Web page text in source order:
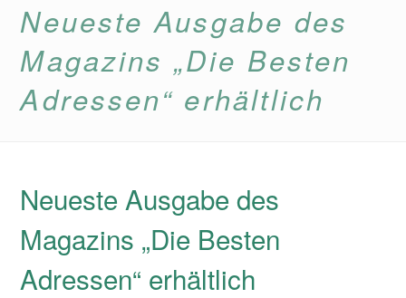
Neueste Ausgabe des
Magazins „Die Besten
Adressen“ erhältlich
Neueste Ausgabe des
Magazins „Die Besten
Adressen“ erhältlich